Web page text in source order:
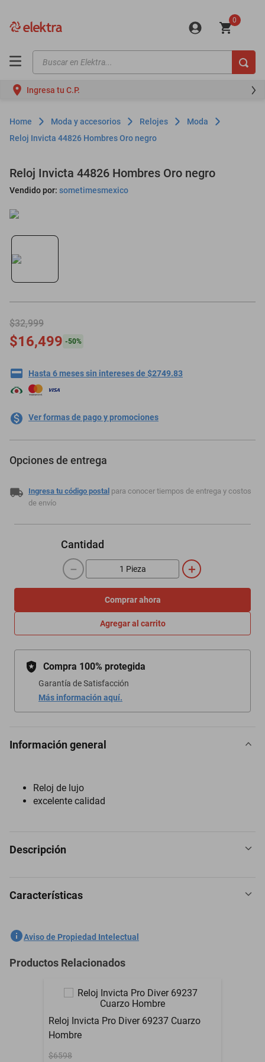
0
Buscar en Elektra...
Ingresa tu C.P.
Moda y accesorios Relojes
Moda
Reloj Invicta 44826 Hombres Oro negro
Reloj Invicta 44826 Hombres Oro negro
Vendido por: sometimesmexico
$32,999
$16,499 -50%
Hasta 6 meses sin intereses de $2749.83
Ver formas de pago y promociones
Opciones de entrega
Ingresa tu código postal para conocer tiempos de entrega y costos
de envío
Cantidad
＋
－
Comprar ahora
Agregar al carrito
Compra 100% protegida
Garantía de Satisfacción
Más información aquí.
Información general
Reloj de lujo
excelente calidad
Descripción
Reloj Invicta 44826 Hombres Oro negro
Características
SKU
Marca
Silicona, Acero
inoxidable
Material de la Correa
Aviso de Propiedad Intelectual
Productos Relacionados
Reloj Invicta Pro Diver 69237 Cuarzo
Hombre
$6598
motos
moto
celulares
refrigeradores
salas
oppo